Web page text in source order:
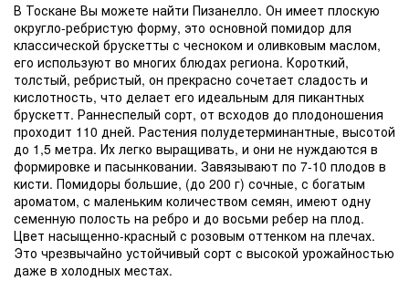
В Тоскане Вы можете найти Пизанелло. Он имеет плоскую
округло-ребристую форму, это основной помидор для
классической брускетты с чесноком и оливковым маслом,
его используют во многих блюдах региона. Короткий,
толстый, ребристый, он прекрасно сочетает сладость и
кислотность, что делает его идеальным для пикантных
брускетт. Раннеспелый сорт, от всходов до плодоношения
проходит 110 дней. Растения полудетерминантные, высотой
до 1,5 метра. Их легко выращивать, и они не нуждаются в
формировке и пасынковании. Завязывают по 7-10 плодов в
кисти. Помидоры большие, (до 200 г) сочные, с богатым
ароматом, с маленьким количеством семян, имеют одну
семенную полость на ребро и до восьми ребер на плод.
Цвет насыщенно-красный с розовым оттенком на плечах.
Это чрезвычайно устойчивый сорт с высокой урожайностью
даже в холодных местах.